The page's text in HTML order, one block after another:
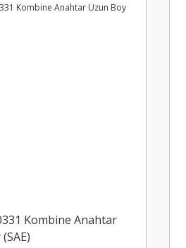
Kombine Anahtar